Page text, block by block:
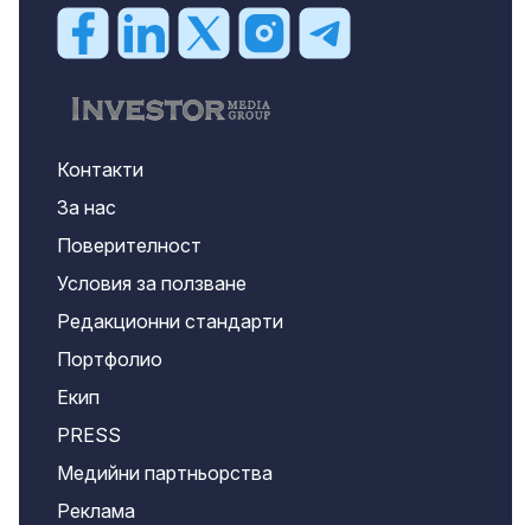
Контакти
За нас
Поверителност
Условия за ползване
Редакционни стандарти
Портфолио
Екип
PRESS
Медийни партньорства
Реклама